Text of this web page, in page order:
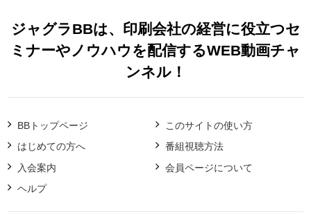
ジャグラBBは、印刷会社の経営に役立つセ
ミナーやノウハウを配信するWEB動画チャ
ンネル！
BBトップページ
はじめての方へ
入会案内
ヘルプ
このサイトの使い方
番組視聴方法
会員ページについて